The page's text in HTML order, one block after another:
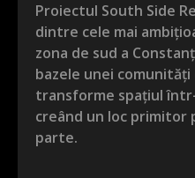
Proiectul South Side
dintre cele mai
zona de sud a
bazele unei comunități
transforme spațiul într-
creând un loc primitor
parte.